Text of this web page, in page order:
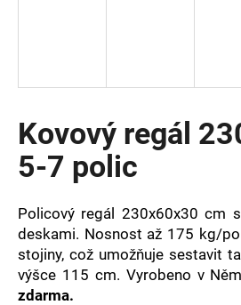
Kovový regál
5-7 polic
Policový regál 230x60x30 cm
deskami. Nosnost až 175 kg/
stojiny, což umožňuje sestavit
výšce 115 cm. Vyrobeno v
zdarma.
o
o
r
u
č
u
j
e
m
e